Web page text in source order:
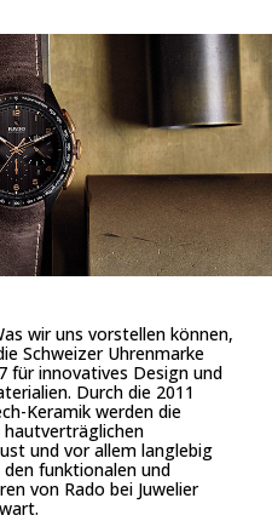
wir uns vorstellen können,
Schweizer Uhrenmarke
für innovatives Design und
Durch die 2011
Keramik werden die
und vor allem langlebig
den funktionalen und
von Rado bei Juwelier